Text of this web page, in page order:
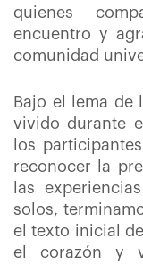
quienes
encuentro y
comunidad
Bajo el lema de
vivido durante
los
reconocer la
las
solos,
el texto inicial
el corazón y